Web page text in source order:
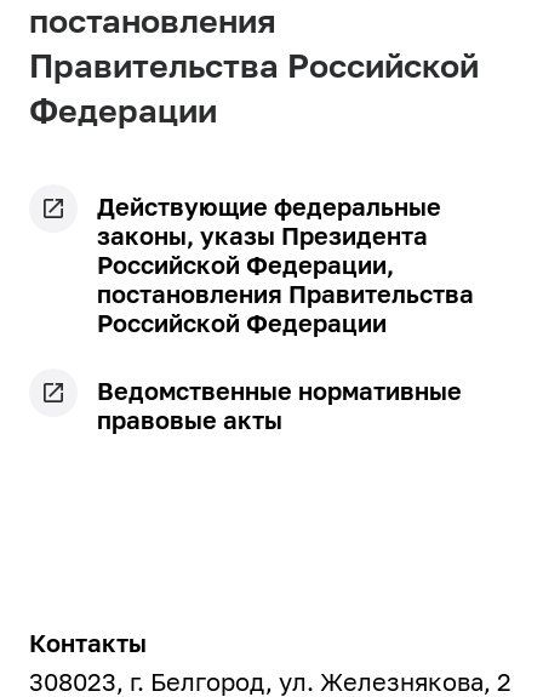
постановления
Правительства Российской
Федерации
Действующие федеральные
законы, указы Президента
Российской Федерации,
постановления Правительства
Российской Федерации
Ведомственные нормативные
правовые акты
Контакты
308023, г. Белгород, ул. Железнякова, 2